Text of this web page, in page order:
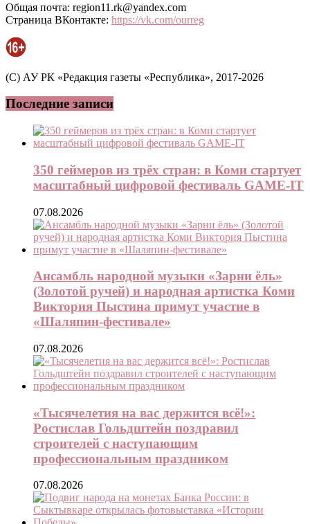
Общая почта: region11.rk@yandex.com
Страница ВКонтакте: https://vk.com/ourreg
(C) АУ РК «Редакция газеты «Республика», 2017-2026
Последние записи
350 геймеров из трёх стран: в Коми стартует
масштабный цифровой фестиваль GAME-IT
07.08.2026
Ансамбль народной музыки «Зарни ёль»
(Золотой ручей) и народная артистка Коми
Виктория Пыстина примут участие в
«Шаляпин-фестивале»
07.08.2026
«Тысячелетия на вас держится всё!»:
Ростислав Гольдштейн поздравил
строителей с наступающим
профессиональным праздником
07.08.2026